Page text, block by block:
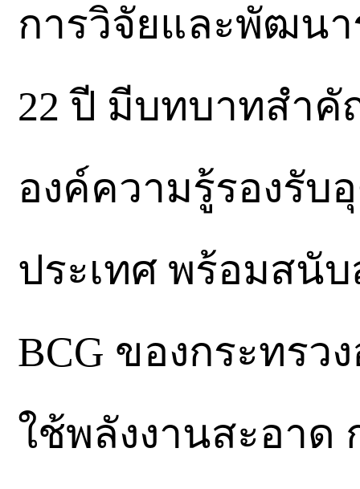
การวิจัยและพัฒน
22 ปี มีบทบาทสำคั
องค์ความรู้รองรับ
ประเทศ พร้อมสนั
BCG ของกระทรว
ใช้พลังงานสะอาด